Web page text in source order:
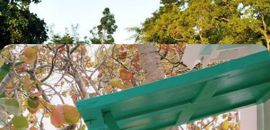
15 jours, de CHF 4500 à CHF 6600
New Providence, Eleuthera, Harbour Island - Les
Bahamas, un air de paradis perdu
L'énergie de New Providence, la douceur d'Eleuthera, le chic de
"Briland" : trois îles suspendues en filigrane sur une mer de cristal
10 jours, de CHF 5100 à CHF 6300